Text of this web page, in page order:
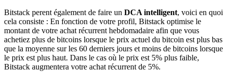
Bitstack perent également de faire un DCA intelligent, voici en quoi
cela consiste : En fonction de votre profil, Bitstack optimise le
montant de votre achat récurrent hebdomadaire afin que vous
achetiez plus de bitcoins lorsque le prix actuel du bitcoin est plus bas
que la moyenne sur les 60 derniers jours et moins de bitcoins lorsque
le prix est plus haut. Dans le cas où le prix est 5% plus faible,
Bitstack augmentera votre achat récurrent de 5%.